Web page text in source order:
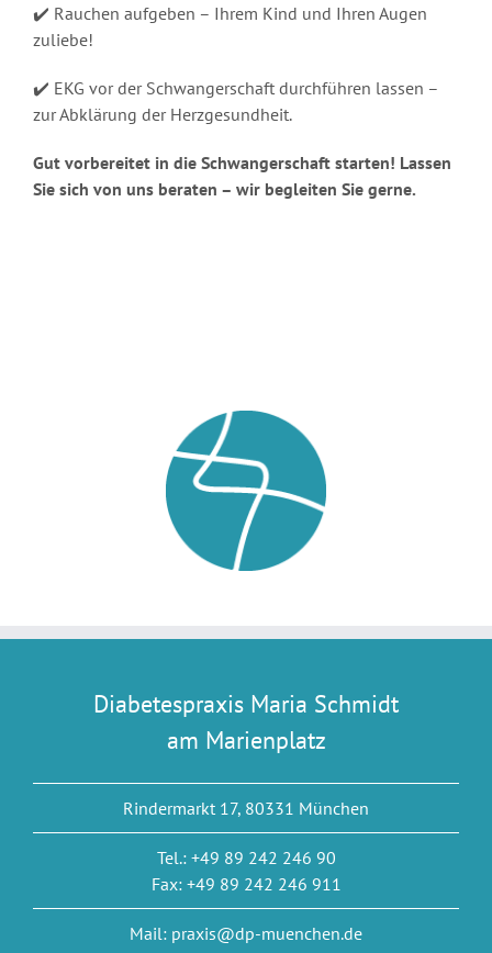
✔️ Rauchen aufgeben – Ihrem Kind und Ihren Augen
zuliebe!
✔️ EKG vor der Schwangerschaft durchführen lassen –
zur Abklärung der Herzgesundheit.
Gut vorbereitet in die Schwangerschaft starten! Lassen
Sie sich von uns beraten – wir begleiten Sie gerne.
Diabetespraxis Maria Schmidt
am Marienplatz
Rindermarkt 17, 80331 München
Tel.: +49 89 242 246 90
Fax: +49 89 242 246 911
Mail: praxis@dp-muenchen.de